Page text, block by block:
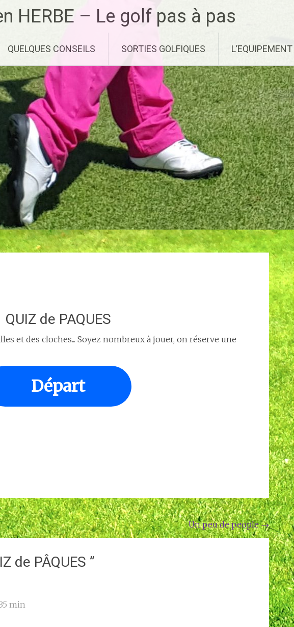
HERBE – Le golf pas à pas
QUELQUES CONSEILS SORTIES GOLFIQUES L’EQUIPEMENT
QUIZ de PAQUES
et des cloches... Soyez nombreux à jouer, on réserve une
Départ
Un peu de people→
de PÂQUES ”
min